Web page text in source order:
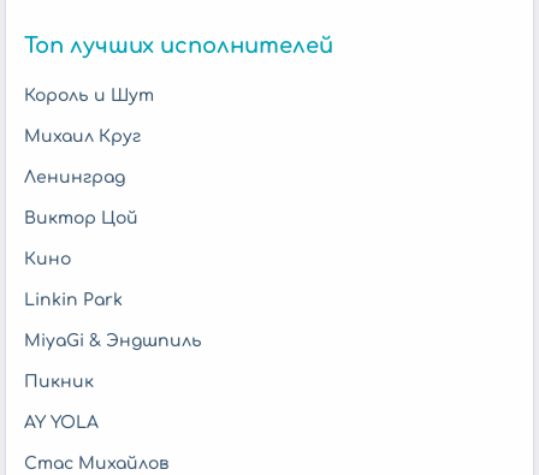
Топ лучших исполнителей
Король и Шут
Михаил Круг
Ленинград
Виктор Цой
Кино
Linkin Park
MiyaGi & Эндшпиль
Пикник
AY YOLA
Стас Михайлов